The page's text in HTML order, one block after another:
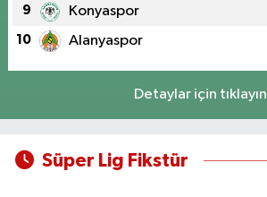
9 Konyaspor
10 Alanyaspor
Detaylar için tıklayın
Süper Lig Fikstür